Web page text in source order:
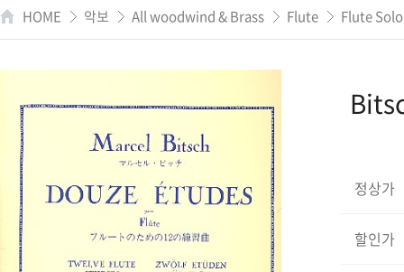
HOME 악보 All woodwind & Brass Flute Flute Solo
정상가
할인가